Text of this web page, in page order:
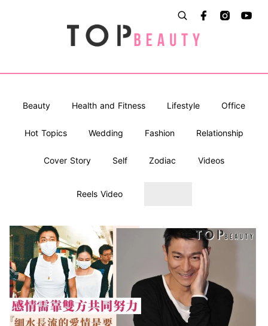
Beauty Health and Fitness Lifestyle Office
Hot Topics Wedding Fashion Relationship
Cover Story Self Zodiac Videos
Reels Video